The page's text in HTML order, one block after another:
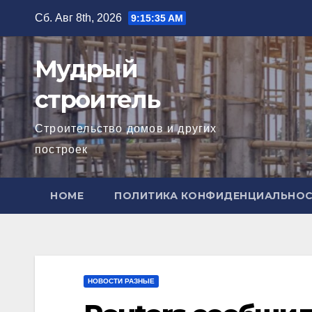
содержимому
Сб. Авг 8th, 2026 9:15:37 AM
Мудрый
строитель
Строительство домов и других
построек
HOME ПОЛИТИКА
НОВОСТИ РАЗНЫЕ